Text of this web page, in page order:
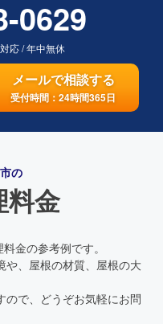
0629
応/年中無休
メールで相談する
受付時間：24時間365日
の
料金
金の参考例です。
や、屋根の材質、屋根の大
ので、どうぞお気軽にお問